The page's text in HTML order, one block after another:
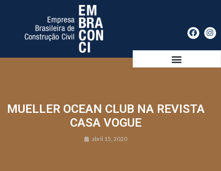
MUELLER OCEAN CLUB NA REVISTA
CASA VOGUE
abril 15, 2020